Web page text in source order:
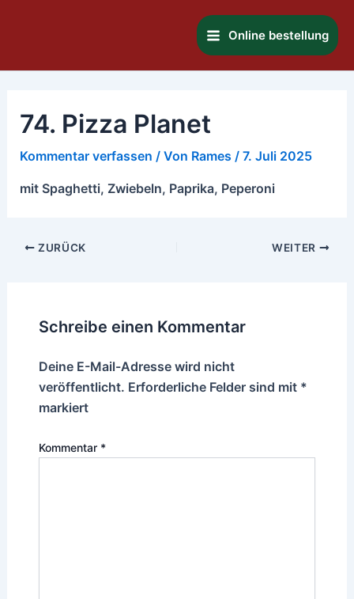
Main
Menu
Online bestellung
74. Pizza Planet
Kommentar verfassen / Von Rames / 7. Juli 2025
mit Spaghetti, Zwiebeln, Paprika, Peperoni
ZURÜCK WEITER
Schreibe einen Kommentar
Deine E-Mail-Adresse wird nicht
veröffentlicht. Erforderliche Felder sind mit *
markiert
Kommentar *